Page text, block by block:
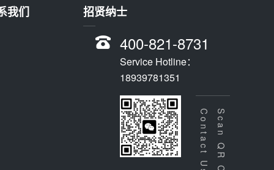
我们 招贤纳士
400-821-8731
Service Hotline：
18939781351
Scan QR Code